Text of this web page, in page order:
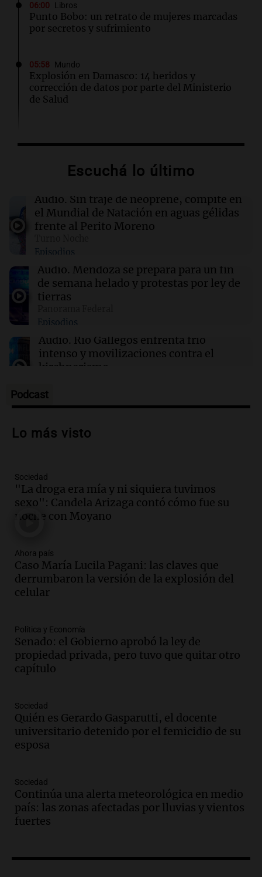
06:00 Libros
Punto Bobo: un retrato de mujeres marcadas
por secretos y sufrimiento
05:58 Mundo
Explosión en Damasco: 14 heridos y
corrección de datos por parte del Ministerio
de Salud
El AMOC se mantuvo fuerte mientras una
04:00 Deportes
Polémica en el running: bloquean a
corredores que no paguen inscripción y donan
a hospitales
03:32 Mundo
Rescate invernal en la Antártida: un
estadounidense trasladado a hospital en
Nueva Zelanda
03:15 Recetas
Descubre los dulces más emblemáticos de las
Rías Baixas en Galicia
Escuchá lo último
Audio. Sin traje de neoprene, compite en
el Mundial de Natación en aguas gélidas
frente al Perito Moreno
Episodios
Audio. Mendoza se prepara para un fin
de semana helado y protestas por ley de
tierras
Episodios
Audio. Río Gallegos enfrenta frío
intenso y movilizaciones contra el
kirchnerismo
Episodios
Audio.Debate en el Senado sobre
la soberanía digital en Argentina
Audio.
de semana helado y ciudadanos
marchan contra reforma de tierras
Panorama Federal
Audio.
El "Mono" de Kapanga
adelantó su show en Rosario.
Viva la Radio Rosario
Episodios
en suspenso a hombre por simular robo
de recaudación en San Luis
Panorama Federal
Episodios
ayuda por problemas de fertilidad y la
ostentación de millonarios
Amamos Argentina
Episodios
avanza con testimonios clave sobre el
accidente en Villa Dolores
Panorama Federal
tributo todos los jueves
Podcast
Lo más visto
Sociedad
"La droga era mía y ni siquiera tuvimos
sexo": Candela Arizaga contó cómo fue su
noche con Moyano
Ahora país
Caso María Lucila Pagani: las claves que
derrumbaron la versión de la explosión del
celular
Política y Economía
Senado: el Gobierno aprobó la ley de
propiedad privada, pero tuvo que quitar otro
capítulo
Sociedad
Quién es Gerardo Gasparutti, el docente
universitario detenido por el femicidio de su
esposa
Sociedad
Continúa una alerta meteorológica en medio
país: las zonas afectadas por lluvias y vientos
fuertes